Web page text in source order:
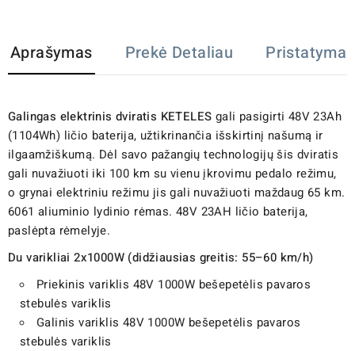
Aprašymas Prekė Detaliau Pristatymas
Galingas elektrinis dviratis KETELES gali pasigirti 48V 23Ah
(1104Wh) ličio baterija, užtikrinančia išskirtinį našumą ir
ilgaamžiškumą. Dėl savo pažangių technologijų šis dviratis
gali nuvažiuoti iki 100 km su vienu įkrovimu pedalo režimu,
o grynai elektriniu režimu jis gali nuvažiuoti maždaug 65 km.
6061 aliuminio lydinio rėmas. 48V 23AH ličio baterija,
paslėpta rėmelyje.
Du varikliai 2x1000W (didžiausias greitis: 55–60 km/h)
Priekinis variklis 48V 1000W bešepetėlis pavaros
stebulės variklis
Galinis variklis 48V 1000W bešepetėlis pavaros
stebulės variklis